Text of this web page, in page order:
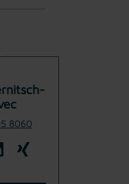
8060